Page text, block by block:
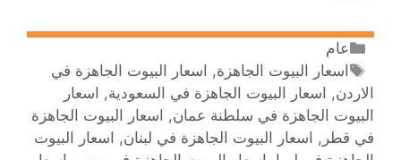
عام
اسعار البيوت الجاهزة, اسعار البيوت الجاهزة في
الاردن, اسعار البيوت الجاهزة في السعودية, اسعار
البيوت الجاهزة في سلطنة عمان, اسعار البيوت الجاهزة
في قطر , اسعار البيوت الجاهزة في لبنان, اسعار البيوت